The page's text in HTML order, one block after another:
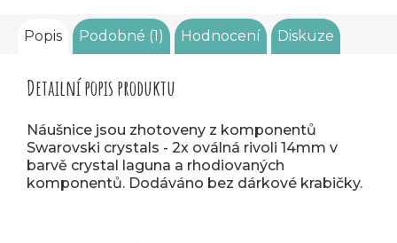
Popis Podobné (1) Hodnocení Diskuze
Detailní popis produktu
Náušnice jsou zhotoveny z komponentů
Swarovski crystals - 2x oválná rivoli 14mm v
barvě crystal laguna a rhodiovaných
komponentů. Dodáváno bez dárkové krabičky.